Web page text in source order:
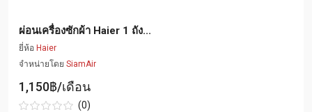
ผ่อนเครื่องซักผ้า Haier 1 ถัง...
ยี่ห้อ Haier
จำหน่ายโดย SiamAir
1,150฿/เดือน
(0)